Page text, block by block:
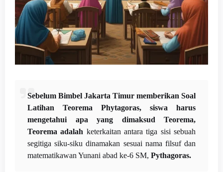
Sebelum Bimbel Jakarta Timur memberikan Soal
Latihan Teorema Phytagoras, siswa harus
mengetahui apa yang dimaksud Teorema,
Teorema adalah keterkaitan antara tiga sisi sebuah
segitiga siku-siku dinamakan sesuai nama filsuf dan
matematikawan Yunani abad ke-6 SM, Pythagoras.